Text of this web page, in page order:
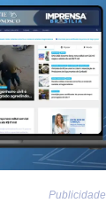
Publicidade